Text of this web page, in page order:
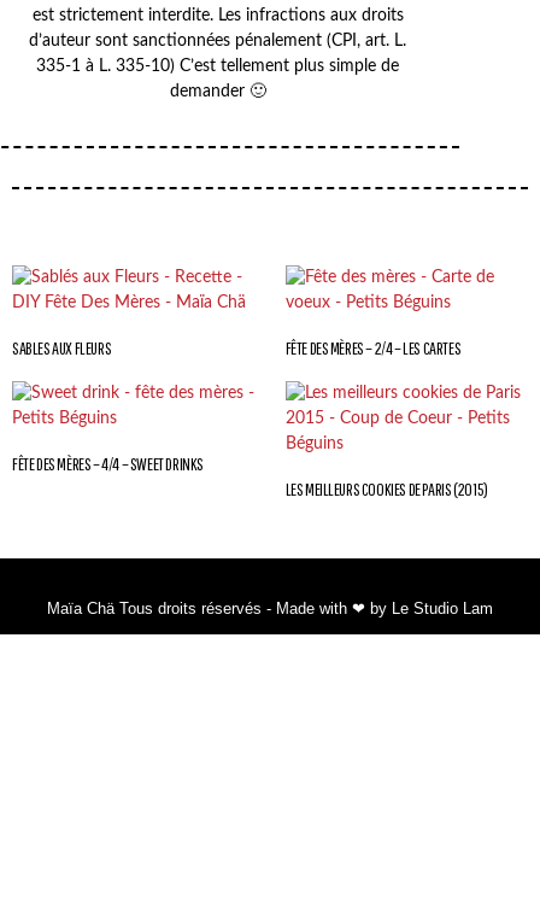
est strictement interdite. Les infractions aux droits
d’auteur sont sanctionnées pénalement (CPI, art. L.
335-1 à L. 335-10) C’est tellement plus simple de
demander 🙂
SABLES AUX FLEURS FÊTE DES MÈRES – 2/4 – LES CARTES
FÊTE DES MÈRES – 4/4 – SWEET DRINKS
LES MEILLEURS COOKIES DE PARIS (2015)
Maïa Chä Tous droits réservés - Made with ❤ by Le Studio Lam